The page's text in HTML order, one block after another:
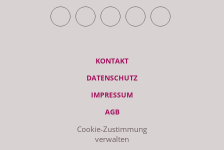
Cookie-Zustimmung
verwalten
TWITTERFACEBOOKYOUTUBEVIMEO RSS FEED
KONTAKT
DATENSCHUTZ
IMPRESSUM
AGB
© ZEITRAUM 2026 | STUDIO - LIEBSCHWITZER STR. 119, 07551